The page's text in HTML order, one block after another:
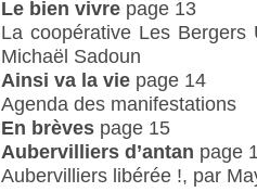
Le bien vivre page 13
La coopérative Les
Michaël Sadoun
Ainsi va la vie page 14
Agenda des manifestations
En brèves page 15
Aubervilliers d’antan page
Aubervilliers libérée !, par